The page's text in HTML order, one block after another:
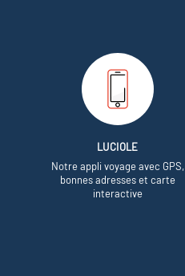
LUCIOLE
Notre appli voyage avec GPS,
bonnes adresses et carte
interactive